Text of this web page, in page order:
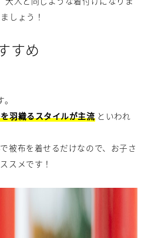
しょう！
すめ
羽織るスタイルが主流といわれ
被布を着せるだけなので、お子さ
スメです！